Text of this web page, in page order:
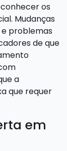
os
Mudanças
problemas
de que
a
que requer
em